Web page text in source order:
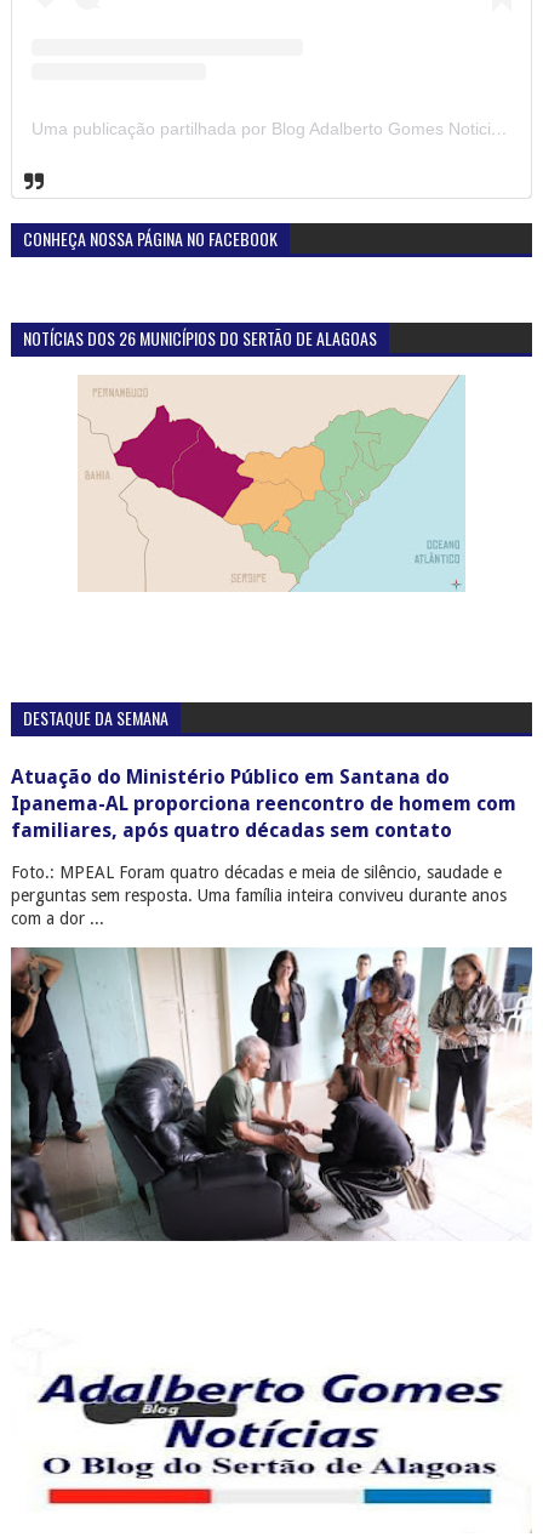
Uma publicação partilhada por Blog Adalberto Gomes Noticias (@blogadalbertogomesnoticiass)
CONHEÇA NOSSA PÁGINA NO FACEBOOK
NOTÍCIAS DOS 26 MUNICÍPIOS DO SERTÃO DE ALAGOAS
DESTAQUE DA SEMANA
Atuação do Ministério Público em Santana do
Ipanema-AL proporciona reencontro de homem com
familiares, após quatro décadas sem contato
Foto.: MPEAL Foram quatro décadas e meia de silêncio, saudade e
perguntas sem resposta. Uma família inteira conviveu durante anos
com a dor ...